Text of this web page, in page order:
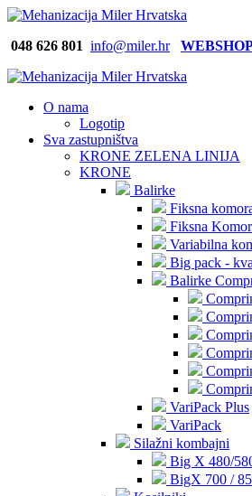
048 626 801 info@miler.hr
O nama
Logotip
Sva zastupništva
KRONE ZELENA LINIJA
KRONE
Balirke
Fiksna
Fiksna
Variabilna
Big pack -
Balirke
VariPack Plus
VariPack
Silažni kombajni
Big X 480/
BigX 700 /